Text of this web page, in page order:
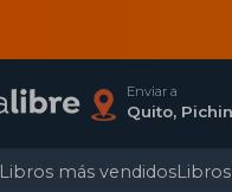
Enviar a
Quito,
Libros más vendidos